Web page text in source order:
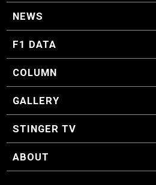
NEWS
F1 ニュース
F1 DATA
F1 日程
F1 データ
COLUMN
マイ・ワンダフル・サーキット
スクーデリア・一方通行
F1に燃え、ゴルフに泣く日々。
スティングくんの部屋
GALLERY
GALLERY
STINGER TV
STINGER TV
ABOUT